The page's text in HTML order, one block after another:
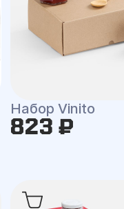
Набор Vinito
823 ₽